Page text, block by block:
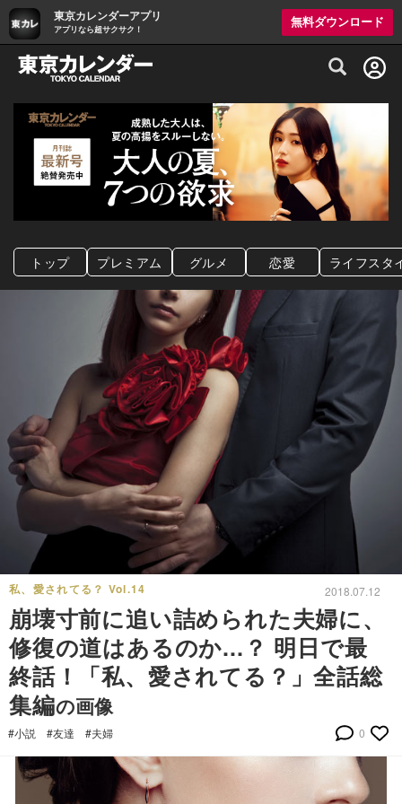
東京カレンダーアプリ
アプリなら超サクサク！
無料ダウンロード
グルメ情報・プレミアムレストラン予約
トップ プレミアム グルメ 恋愛 ライフスタ
私、愛されてる？ Vol.14 2018.07.12
崩壊寸前に追い詰められた夫婦に、
修復の道はあるのか...？ 明日で最
終話！「私、愛されてる？」全話総
集編の画像
#小説 #友達 #夫婦 0